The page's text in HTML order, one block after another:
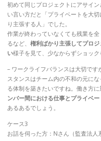
初めて同じプロジェクトにアサイ
い言い方だと「プライベートを大
り主張する人」でした。
作業が終わっていなくても残業を
るなど、 権利ばかり主張してプロ
い様子を見て、少なからずショック
– ワークライフバランスは大切で
スタンスはチーム内の不和の元に
る体制を築きたいですね。働き方
ンバー間における仕事とプライベ
あるあるでしょう。
ケース3
お話を伺った方：Nさん（監査法人